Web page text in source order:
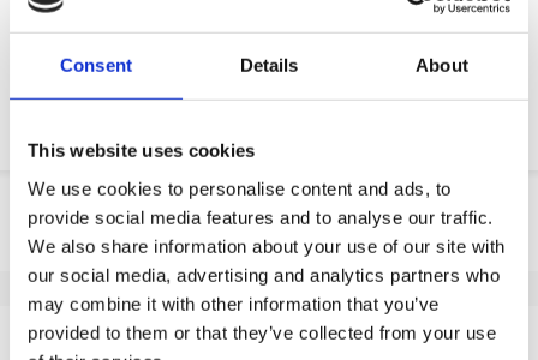
Consent Details About
This website uses cookies
We use cookies to personalise content and ads, to
provide social media features and to analyse our traffic.
We also share information about your use of our site with
our social media, advertising and analytics partners who
may combine it with other information that you’ve
provided to them or that they’ve collected from your use
Odpornosc chemiczna
Informacje o produkcie
SKU
246952120G
EAN
8718116192237
Dane techniczne